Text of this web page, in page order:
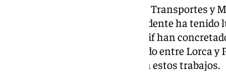
En su perfil de ‘X’, el ministro de Transportes
, ha detallado que el accidente ha
de alta velocidad. Fuentes de Adif han
sucedió en el tramo comprendido entre Lorca
para una contrata que realizaba estos trabajos.